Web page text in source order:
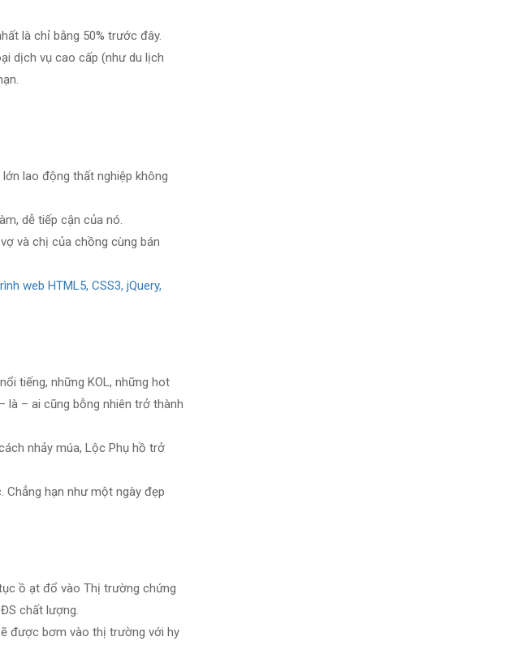
là chỉ bằng 50% trước đây.
dịch vụ cao cấp (như du lịch
lao động thất nghiệp không
dễ tiếp cận của nó.
và chị của chồng cùng bán
web HTML5, CSS3, jQuery,
tiếng, những KOL, những hot
là – ai cũng bỗng nhiên trở thành
nhảy múa, Lộc Phụ hồ trở
Chẳng hạn như một ngày đẹp
ồ ạt đổ vào Thị trường chứng
chất lượng.
được bơm vào thị trường với hy